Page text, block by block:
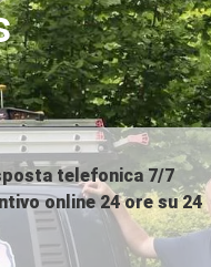
telefonica 7/7
online 24 ore su 24